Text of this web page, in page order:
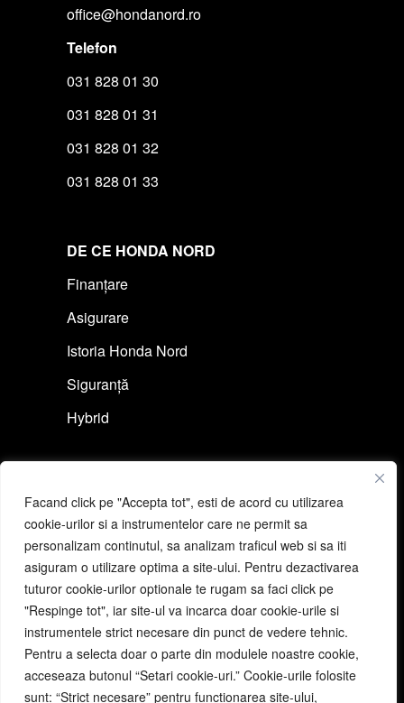
Facand click pe "Accepta tot", esti de acord cu utilizarea
cookie-urilor si a instrumentelor care ne permit sa
personalizam continutul, sa analizam traficul web si sa iti
asiguram o utilizare optima a site-ului. Pentru dezactivarea
tuturor cookie-urilor optionale te rugam sa faci click pe
"Respinge tot", iar site-ul va incarca doar cookie-urile si
instrumentele strict necesare din punct de vedere tehnic.
Pentru a selecta doar o parte din modulele noastre cookie,
acceseaza butonul “Setari cookie-uri.” Cookie-urile folosite
sunt: “Strict necesare” pentru functionarea site-ului,
office@hondanord.ro
Telefon
031 828 01 30
031 828 01 31
031 828 01 32
031 828 01 33
DE CE HONDA NORD
Finanțare
Asigurare
Istoria Honda Nord
Siguranță
Hybrid
Cere ofertă auto
Programeză un test drive
Cere ofertă moto
Programeză un test ride
Link-uri utile